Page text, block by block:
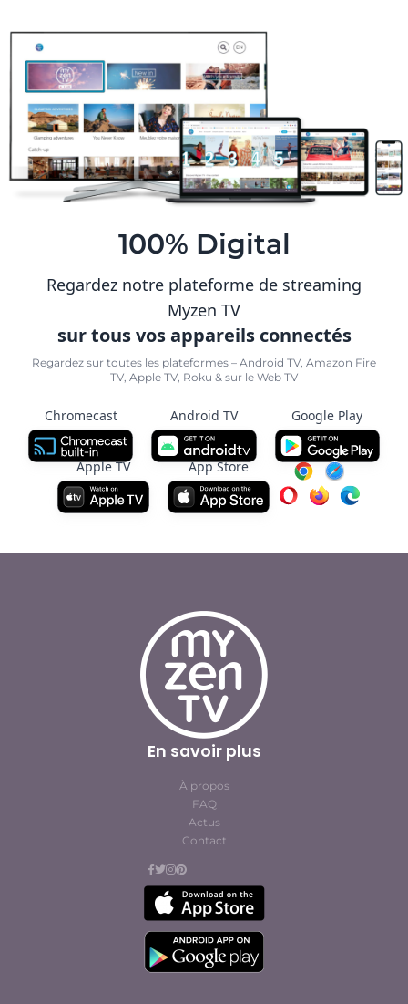
100% Digital
Regardez notre plateforme de streaming
Myzen TV
sur tous vos appareils connectés
Regardez sur toutes les plateformes – Android TV, Amazon Fire
TV, Apple TV, Roku & sur le Web TV
Chromecast Android TV Google Play
Apple TV App Store
En savoir plus
À propos
FAQ
Actus
Contact